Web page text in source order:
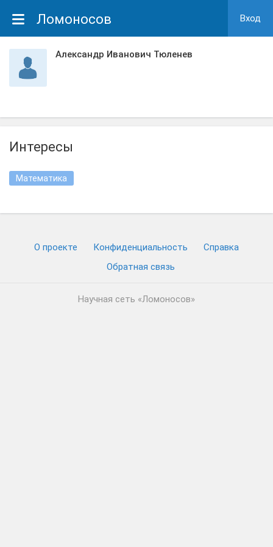
Ломоносов Вход
Александр Иванович Тюленев
Интересы
Математика
О проекте Конфиденциальность
Cправка
Обратная связь
Научная сеть «Ломоносов»